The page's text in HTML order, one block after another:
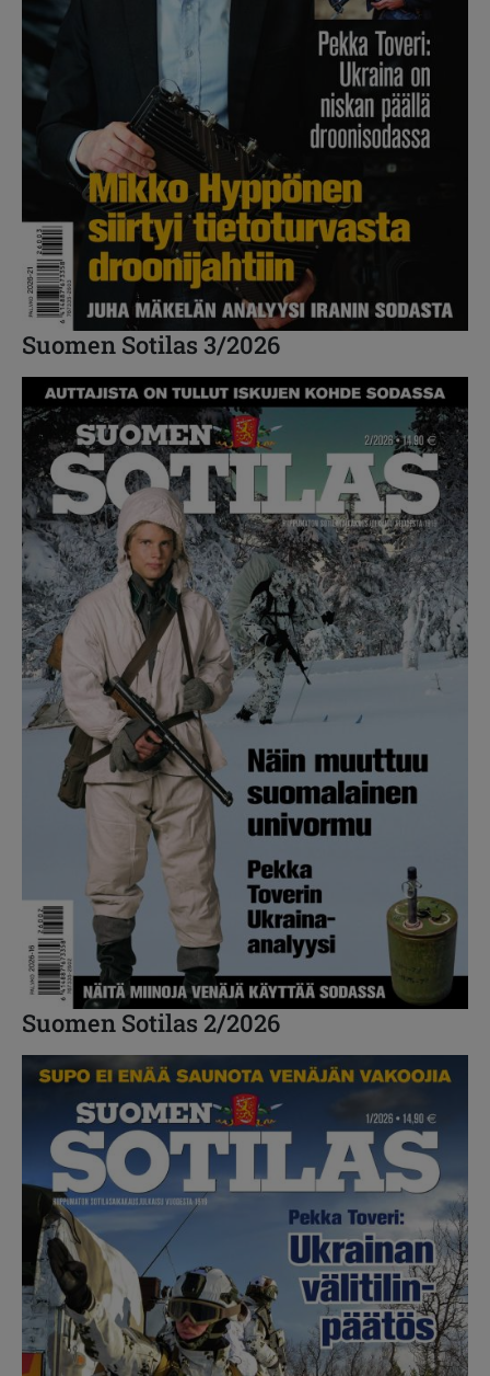
Suomen Sotilas 3/2026
Suomen Sotilas 2/2026